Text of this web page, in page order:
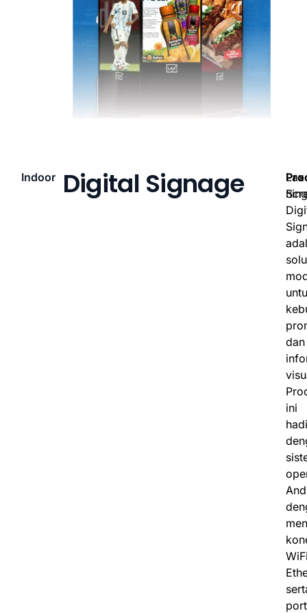
Indoor Digital Signage
Lax
dan
ini
port